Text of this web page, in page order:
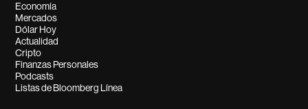
Economía
Mercados
Dólar Hoy
Actualidad
Cripto
Finanzas Personales
Podcasts
Listas de Bloomberg Línea